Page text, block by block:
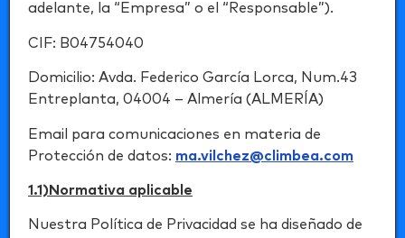
adelante, la “Empresa” o el “Responsable”).
CIF: B04754040
Domicilio: Avda. Federico García Lorca, Num.43
Entreplanta, 04004 – Almería (ALMERÍA)
Email para comunicaciones en materia de
Protección de datos: ma.vilchez@climbea.com
1.1)Normativa aplicable
Nuestra Política de Privacidad se ha diseñado de